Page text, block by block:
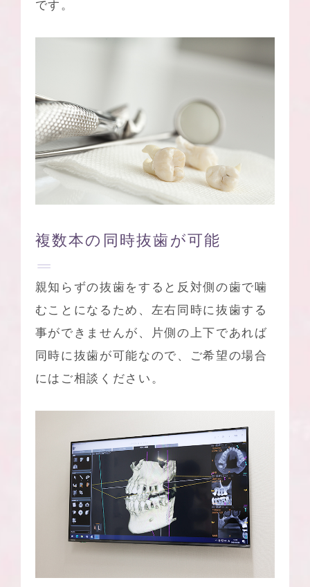
です。
複数本の同時抜歯が可能
親知らずの抜歯をすると反対側の歯で噛
むことになるため、左右同時に抜歯する
事ができませんが、片側の上下であれば
同時に抜歯が可能なので、ご希望の場合
にはご相談ください。